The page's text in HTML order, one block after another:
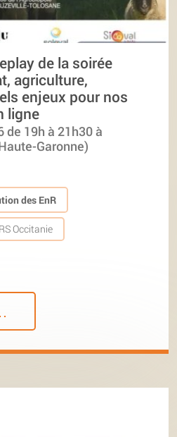
de la soirée
agriculture,
enjeux pour nos
ligne
de 19h à 21h30 à
Garonne)
des EnR
Occitanie